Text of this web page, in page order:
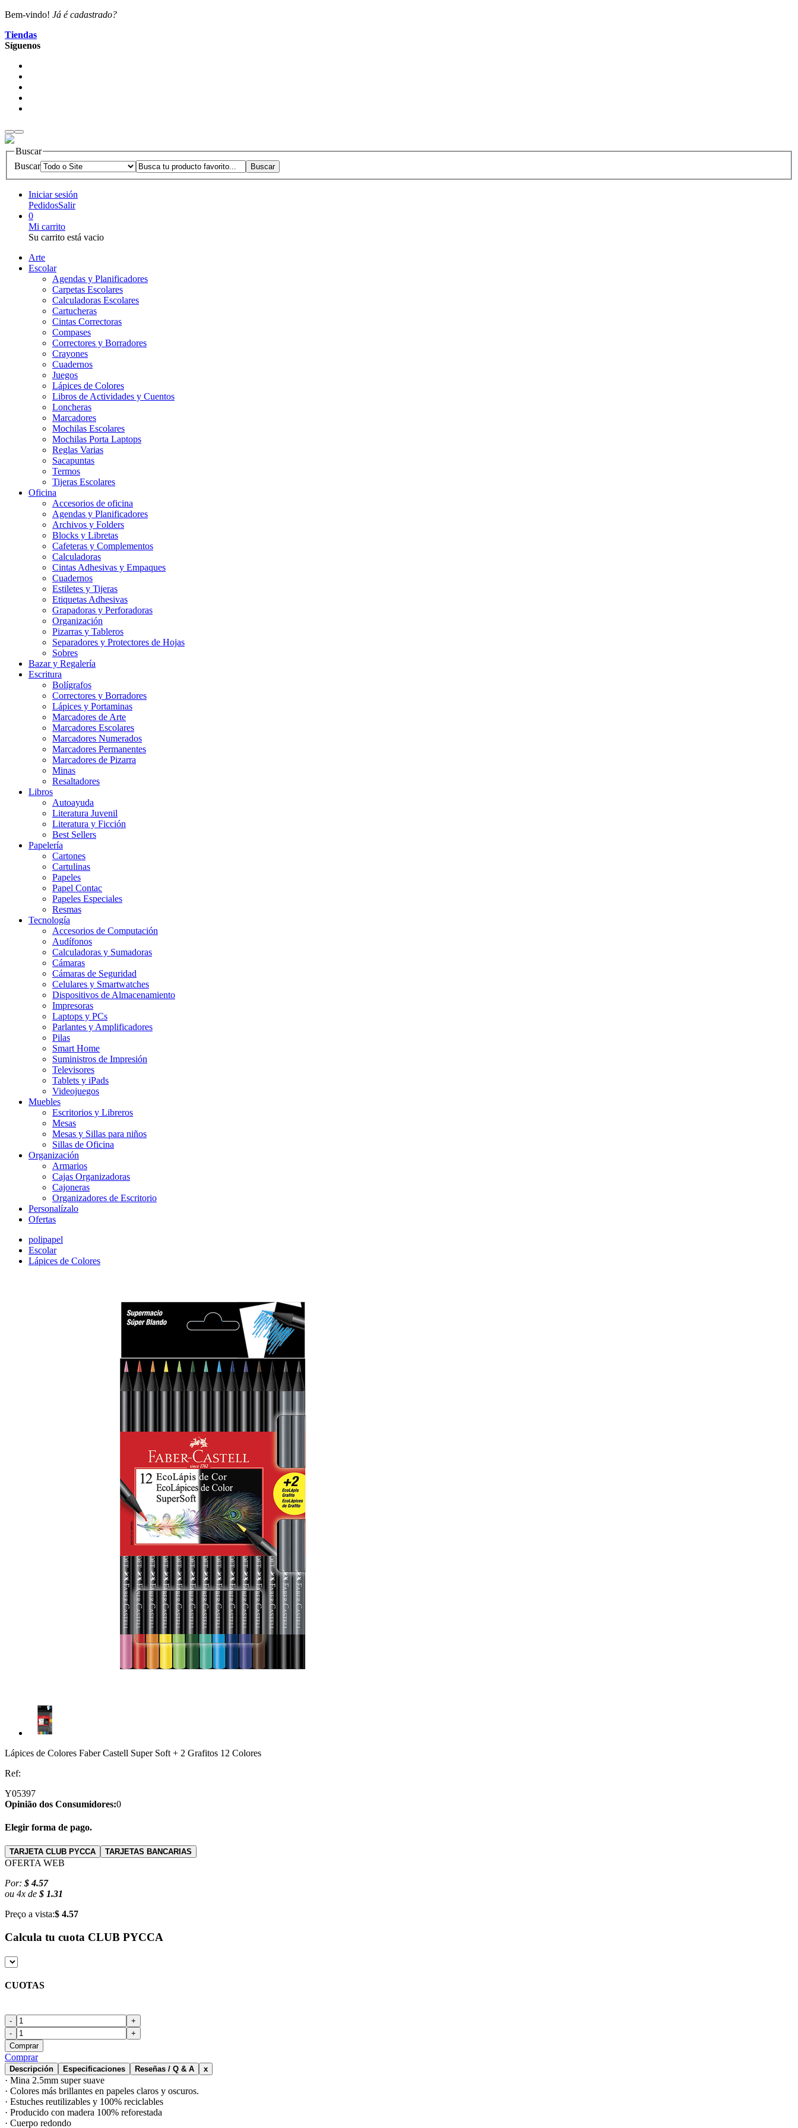
Bem-vindo! Já é cadastrado?
Tiendas
Síguenos
Buscar
Buscar
Iniciar sesión
PedidosSalir
0
Mi carrito
Su carrito está vacio
Arte
Escolar
Agendas y Planificadores
Carpetas Escolares
Calculadoras Escolares
Cartucheras
Cintas Correctoras
Compases
Correctores y Borradores
Crayones
Cuadernos
Juegos
Lápices de Colores
Libros de Actividades y Cuentos
Loncheras
Marcadores
Mochilas Escolares
Mochilas Porta Laptops
Reglas Varias
Sacapuntas
Termos
Tijeras Escolares
Oficina
Accesorios de oficina
Agendas y Planificadores
Archivos y Folders
Blocks y Libretas
Cafeteras y Complementos
Calculadoras
Cintas Adhesivas y Empaques
Cuadernos
Estiletes y Tijeras
Etiquetas Adhesivas
Grapadoras y Perforadoras
Organización
Pizarras y Tableros
Separadores y Protectores de Hojas
Sobres
Bazar y Regalería
Escritura
Bolígrafos
Correctores y Borradores
Lápices y Portaminas
Marcadores de Arte
Marcadores Escolares
Marcadores Numerados
Marcadores Permanentes
Marcadores de Pizarra
Minas
Resaltadores
Libros
Autoayuda
Literatura Juvenil
Literatura y Ficción
Best Sellers
Papelería
Cartones
Cartulinas
Papeles
Papel Contac
Papeles Especiales
Resmas
Tecnología
Accesorios de Computación
Audífonos
Calculadoras y Sumadoras
Cámaras
Cámaras de Seguridad
Celulares y Smartwatches
Dispositivos de Almacenamiento
Impresoras
Laptops y PCs
Parlantes y Amplificadores
Pilas
Smart Home
Suministros de Impresión
Televisores
Tablets y iPads
Videojuegos
Muebles
Escritorios y Libreros
Mesas
Mesas y Sillas para niños
Sillas de Oficina
Organización
Armarios
Cajas Organizadoras
Cajoneras
Organizadores de Escritorio
Personalízalo
Ofertas
polipapel
Escolar
Lápices de Colores
Lápices de Colores Faber Castell Super Soft + 2 Grafitos 12 Colores
Ref:
Y05397
Opinião dos Consumidores:0
Elegir forma de pago.
TARJETA CLUB PYCCA TARJETAS BANCARIAS
OFERTA WEB
Por: $ 4.57
ou 4x de $ 1.31
Preço a vista:$ 4.57
Calcula tu cuota CLUB PYCCA
CUOTAS
-
+
-
+
Comprar
Comprar
Descripción Especificaciones Reseñas / Q & A x
· Mina 2.5mm super suave
· Colores más brillantes en papeles claros y oscuros.
· Estuches reutilizables y 100% reciclables
· Producido con madera 100% reforestada
· Cuerpo redondo